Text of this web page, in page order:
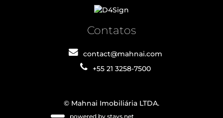
Contatos
contact@mahnai.com
+55 21 3258-7500
© Mahnai Imobiliária LTDA.
powered by stays.net